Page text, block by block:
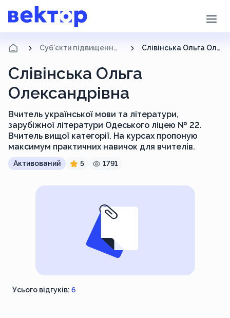
Суб'єкти підвищення кваліфікації Слівінська Ольга Олександрівна
Слівінська Ольга
Олександрівна
Вчитель української мови та літератури,
зарубіжної літератури Одеського ліцею № 22.
Вчитель вищої категорії. На курсах пропоную
максимум практичних навичок для вчителів.
Активований 5 1791
Усього відгуків: 6